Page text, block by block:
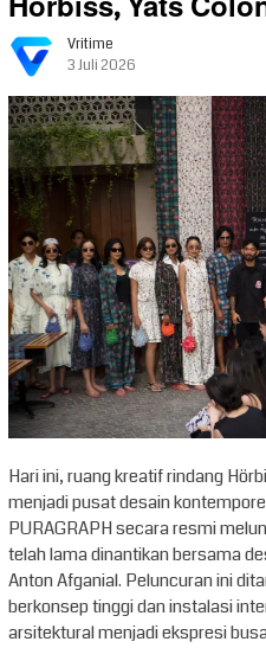
Vritime
3 Juli 2026
Hari ini, ruang kreatif rindang
menjadi pusat desain
PURAGRAPH secara resmi
telah lama dinantikan bersama
Anton Afganial. Peluncuran ini
berkonsep tinggi dan instalasi
arsitektural menjadi ekspresi